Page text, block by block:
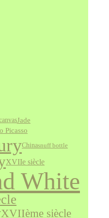
Jade
Picasso
Chinasnuff bottle
XVIIe siècle
White
XVIIème siècle